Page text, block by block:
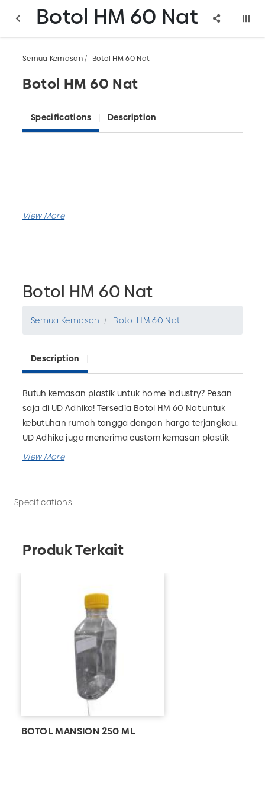
Botol HM 60 Nat
Semua Kemasan Botol HM 60 Nat
Botol HM 60 Nat
Specifications Description
Botol HM 60 Nat
Semua Kemasan Botol HM 60 Nat
Description
Butuh kemasan plastik untuk home industry? Pesan
saja di UD Adhika! Tersedia Botol HM 60 Nat untuk
kebutuhan rumah tangga dengan harga terjangkau.
UD Adhika juga menerima custom kemasan plastik
yang bisa disesuaikan dengan kebutuhan bisnis
Specifications
Produk Terkait
BOTOL MANSION 250 ML